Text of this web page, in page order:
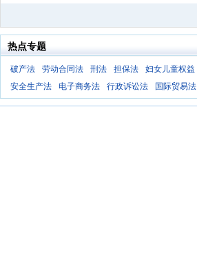
热点专题
破产法 劳动合同法 刑法 担保法 妇女儿童权益
安全生产法
电子商务法 行政诉讼法 国际贸易法